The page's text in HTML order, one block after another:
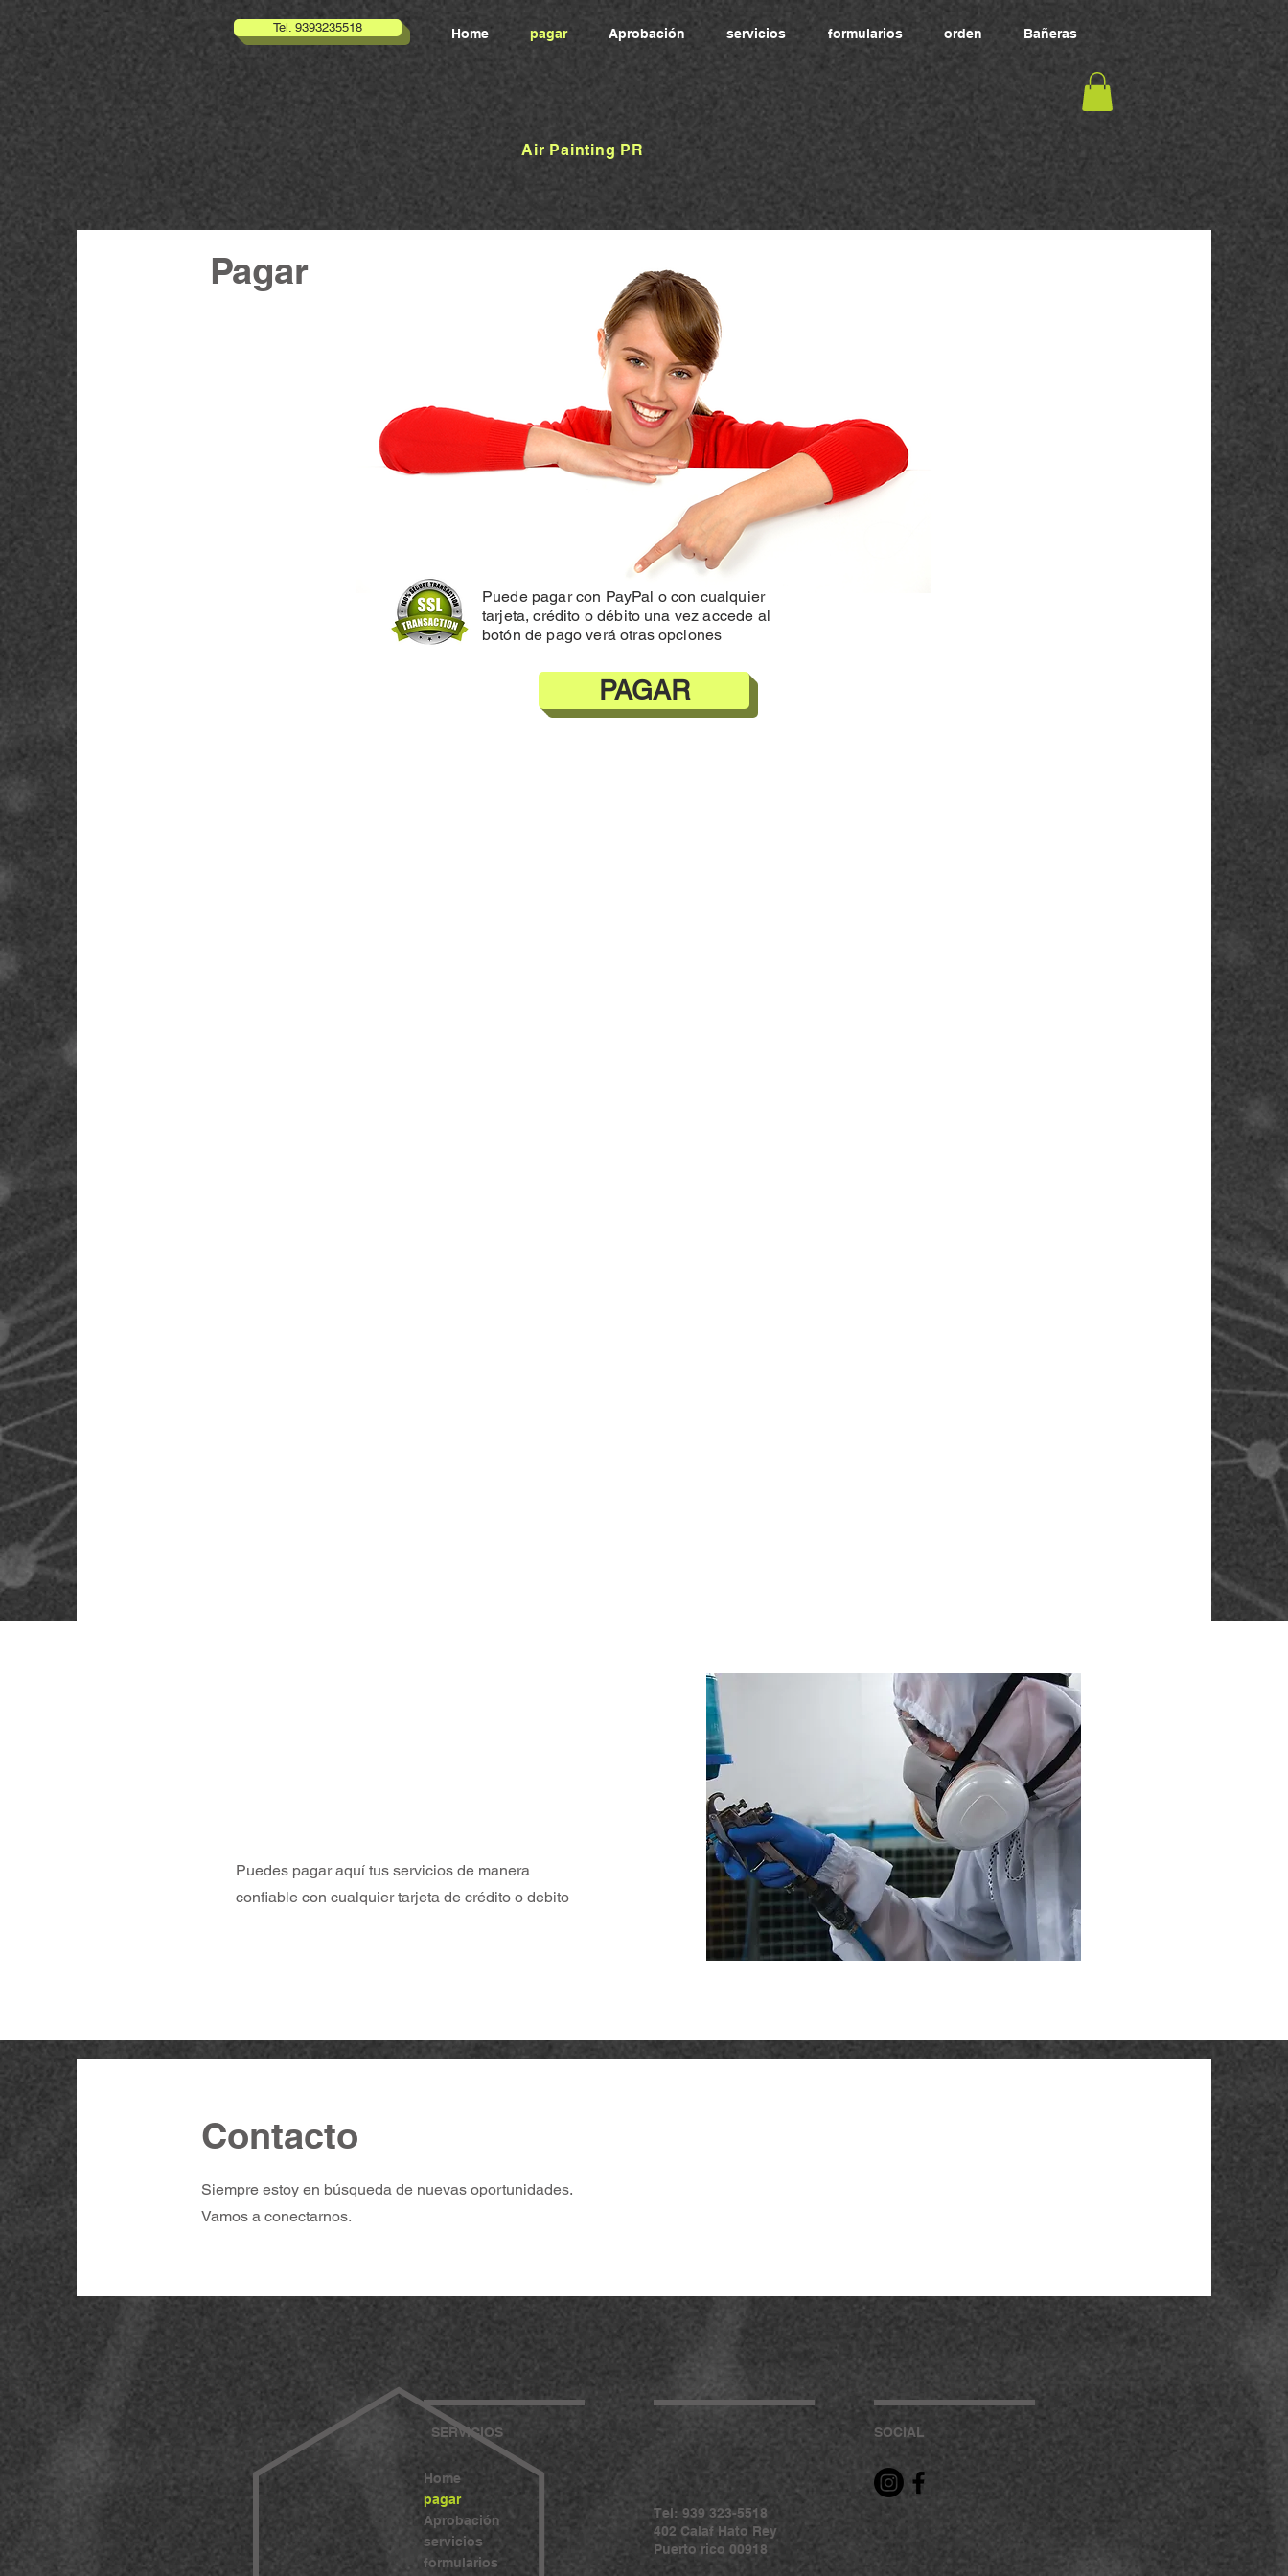
Tel. 9393235518 Home pagar Aprobación servicios formularios orden Bañeras
Air Painting PR
Pagar
Puede pagar con PayPal o con cualquier
tarjeta, crédito o débito una vez accede al
botón de pago verá otras opciones
PAGAR
Puedes pagar aquí tus servicios de manera
confiable con cualquier tarjeta de crédito o debito
Contacto
Siempre estoy en búsqueda de nuevas oportunidades.
Vamos a conectarnos.
SERVICIOS
Home
pagar
Aprobación
servicios
formularios
SOCIAL
Tel: 939 323-5518
402 Calaf Hato Rey
Puerto rico 00918